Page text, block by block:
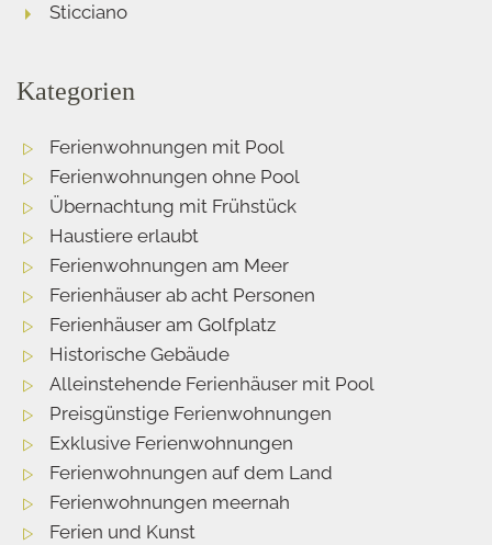
Sticciano
Kategorien
Ferienwohnungen mit Pool
Ferienwohnungen ohne Pool
Übernachtung mit Frühstück
Haustiere erlaubt
Ferienwohnungen am Meer
Ferienhäuser ab acht Personen
Ferienhäuser am Golfplatz
Historische Gebäude
Alleinstehende Ferienhäuser mit Pool
Preisgünstige Ferienwohnungen
Exklusive Ferienwohnungen
Ferienwohnungen auf dem Land
Ferienwohnungen meernah
Ferien und Kunst